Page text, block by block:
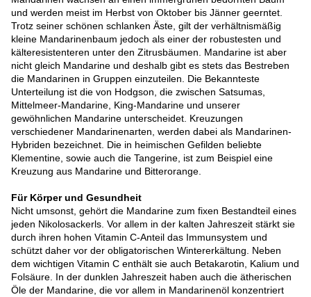
und werden meist im Herbst von Oktober bis Jänner geerntet.
Trotz seiner schönen schlanken Äste, gilt der verhältnismäßig
kleine Mandarinenbaum jedoch als einer der robustesten und
kälteresistenteren unter den Zitrusbäumen. Mandarine ist aber
nicht gleich Mandarine und deshalb gibt es stets das Bestreben
die Mandarinen in Gruppen einzuteilen. Die Bekannteste
Unterteilung ist die von Hodgson, die zwischen Satsumas,
Mittelmeer-Mandarine, King-Mandarine und unserer
gewöhnlichen Mandarine unterscheidet. Kreuzungen
verschiedener Mandarinenarten, werden dabei als Mandarinen-
Hybriden bezeichnet. Die in heimischen Gefilden beliebte
Klementine, sowie auch die Tangerine, ist zum Beispiel eine
Kreuzung aus Mandarine und Bitterorange.
Für Körper und Gesundheit
Nicht umsonst, gehört die Mandarine zum fixen Bestandteil eines
jeden Nikolosackerls. Vor allem in der kalten Jahreszeit stärkt sie
durch ihren hohen Vitamin C-Anteil das Immunsystem und
schützt daher vor der obligatorischen Wintererkältung. Neben
dem wichtigen Vitamin C enthält sie auch Betakarotin, Kalium und
Folsäure. In der dunklen Jahreszeit haben auch die ätherischen
Öle der Mandarine, die vor allem in Mandarinenöl konzentriert